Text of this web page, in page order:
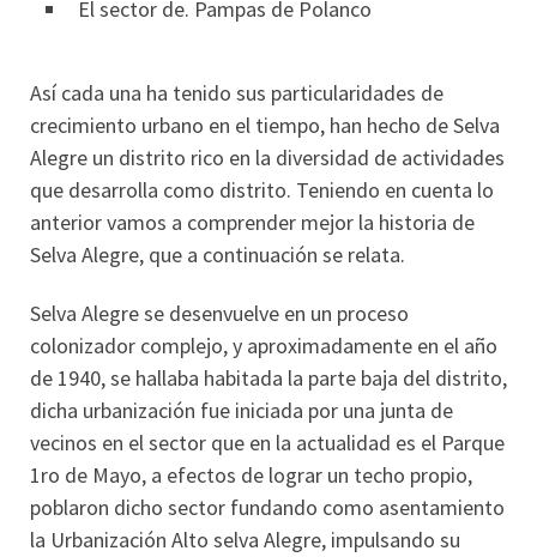
El sector de. Pampas de Polanco
Así cada una ha tenido sus particularidades de
crecimiento urbano en el tiempo, han hecho de Selva
Alegre un distrito rico en la diversidad de actividades
que desarrolla como distrito. Teniendo en cuenta lo
anterior vamos a comprender mejor la historia de
Selva Alegre, que a continuación se relata.
Selva Alegre se desenvuelve en un proceso
colonizador complejo, y aproximadamente en el año
de 1940, se hallaba habitada la parte baja del distrito,
dicha urbanización fue iniciada por una junta de
vecinos en el sector que en la actualidad es el Parque
1ro de Mayo, a efectos de lograr un techo propio,
poblaron dicho sector fundando como asentamiento
la Urbanización Alto selva Alegre, impulsando su